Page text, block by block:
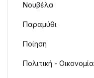
Νουβέλα
Παραμύθι
Ποίηση
Πολιτική - Οικονομία